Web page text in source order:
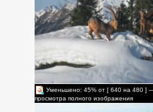
Уменьшено: 45% от [ 640 на 480 ]
просмотра полного изображения